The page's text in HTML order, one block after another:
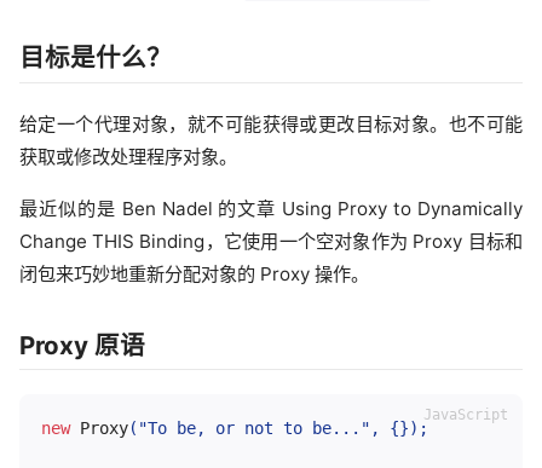
目标是什么？
给定一个代理对象，就不可能获得或更改目标对象。也不可能
获取或修改处理程序对象。
最近似的是 Ben Nadel 的文章 Using Proxy to Dynamically
Change THIS Binding，它使用一个空对象作为 Proxy 目标和
闭包来巧妙地重新分配对象的 Proxy 操作。
Proxy 原语
new Proxy( "To be, or not to be..." , {}) ;